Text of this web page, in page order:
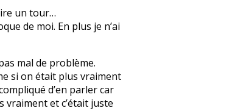
un tour…
de moi. En plus je n’ai
mal de problème.
si on était plus vraiment
d’en parler car
vraiment et c’était juste